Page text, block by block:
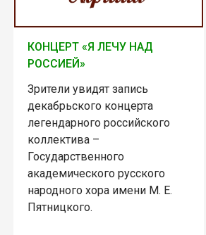
КОНЦЕРТ «Я ЛЕЧУ НАД
РОССИЕЙ»
Зрители увидят запись
декабрьского концерта
легендарного российского
коллектива –
Государственного
академического русского
народного хора имени М. Е.
Пятницкого.